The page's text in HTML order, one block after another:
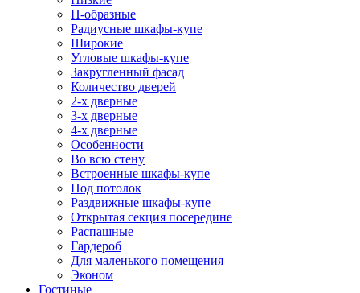
П-образные
Радиусные шкафы-купе
Широкие
Угловые шкафы-купе
Закругленный фасад
Количество дверей
2-х дверные
3-х дверные
4-х дверные
Особенности
Во всю стену
Встроенные шкафы-купе
Под потолок
Раздвижные шкафы-купе
Открытая секция посередине
Распашные
Гардероб
Для маленького помещения
Эконом
Гостиные